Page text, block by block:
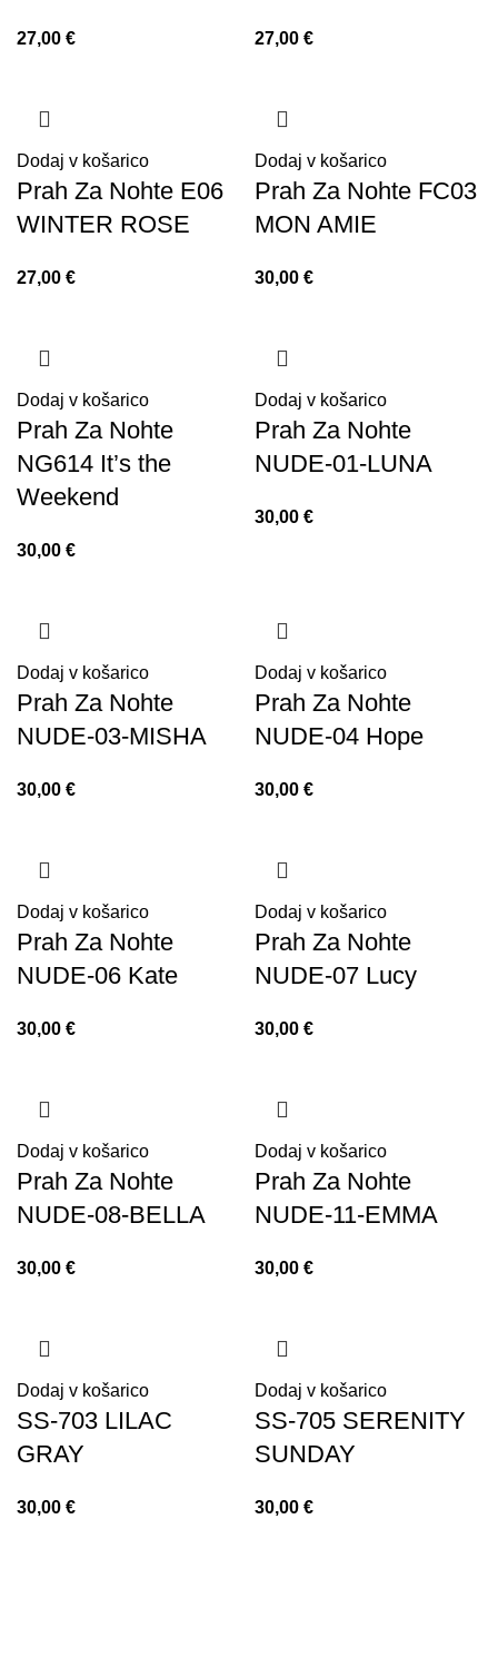
27,00 € 27,00 €
Dodaj v košarico
Prah Za Nohte E06
WINTER ROSE
27,00 €
Dodaj v košarico
Prah Za Nohte FC03
MON AMIE
30,00 €
Dodaj v košarico
Prah Za Nohte
NG614 It’s the
Weekend
30,00 €
Dodaj v košarico
Prah Za Nohte
NUDE-01-LUNA
30,00 €
Dodaj v košarico
Prah Za Nohte
NUDE-03-MISHA
30,00 €
Dodaj v košarico
Prah Za Nohte
NUDE-04 Hope
30,00 €
Dodaj v košarico
Prah Za Nohte
NUDE-06 Kate
30,00 €
Dodaj v košarico
Prah Za Nohte
NUDE-07 Lucy
30,00 €
Dodaj v košarico
Prah Za Nohte
NUDE-08-BELLA
30,00 €
Dodaj v košarico
Prah Za Nohte
NUDE-11-EMMA
30,00 €
Dodaj v košarico
SS-703 LILAC
GRAY
30,00 €
Dodaj v košarico
SS-705 SERENITY
SUNDAY
30,00 €